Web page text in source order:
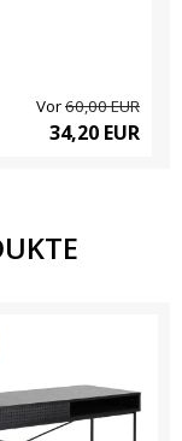
Vor60,00 EUR
34,20 EUR